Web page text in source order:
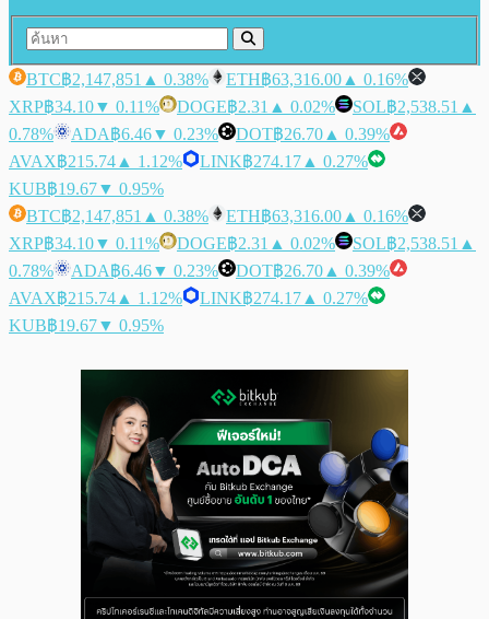
BTC฿2,147,851 ▲ 0.38% ETH฿63,316.00 ▲ 0.16%
XRP฿34.10▼ 0.11% DOGE฿2.31 ▲ 0.02% SOL฿2,538.51 ▲
0.78%
ADA฿6.46▼ 0.23% DOT฿26.70 ▲ 0.39%
AVAX฿215.74 ▲ 1.12% LINK฿274.17 ▲ 0.27%
KUB฿19.67▼ 0.95%
BTC฿2,147,851 ▲ 0.38% ETH฿63,316.00 ▲ 0.16%
XRP฿34.10▼ 0.11% DOGE฿2.31 ▲ 0.02% SOL฿2,538.51 ▲
0.78%
ADA฿6.46▼ 0.23% DOT฿26.70 ▲ 0.39%
AVAX฿215.74 ▲ 1.12% LINK฿274.17 ▲ 0.27%
KUB฿19.67▼ 0.95%